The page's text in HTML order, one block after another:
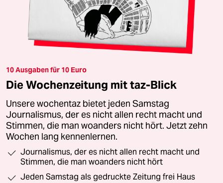
10 Ausgaben für 10 Euro
Die Wochenzeitung mit taz-Blick
Unsere wochentaz bietet jeden Samstag
Journalismus, der es nicht allen recht macht und
Stimmen, die man woanders nicht hört. Jetzt zehn
Wochen lang kennenlernen.
Journalismus, der es nicht allen recht macht und
Stimmen, die man woanders nicht hört
Jeden Samstag als gedruckte Zeitung frei Haus